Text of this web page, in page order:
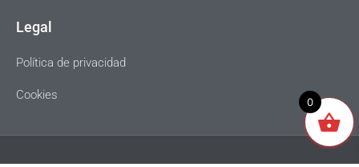
Legal
Política de privacidad
Cookies
0